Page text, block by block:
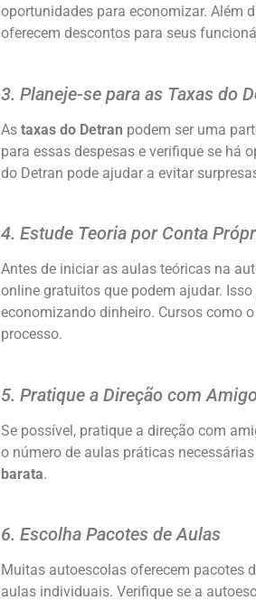
oportunidades para economizar. Além
oferecem descontos para seus
3. Planeje-se para as Taxas do
As taxas do Detran podem ser uma
para essas despesas e verifique se há
do Detran pode ajudar a evitar
4. Estude Teoria por Conta
Antes de iniciar as aulas teóricas na
online gratuitos que podem ajudar.
economizando dinheiro. Cursos como o
processo.
5. Pratique a Direção com
Se possível, pratique a direção com
o número de aulas práticas
barata.
6. Escolha Pacotes de Aulas
Muitas autoescolas oferecem pacotes
aulas individuais. Verifique se a